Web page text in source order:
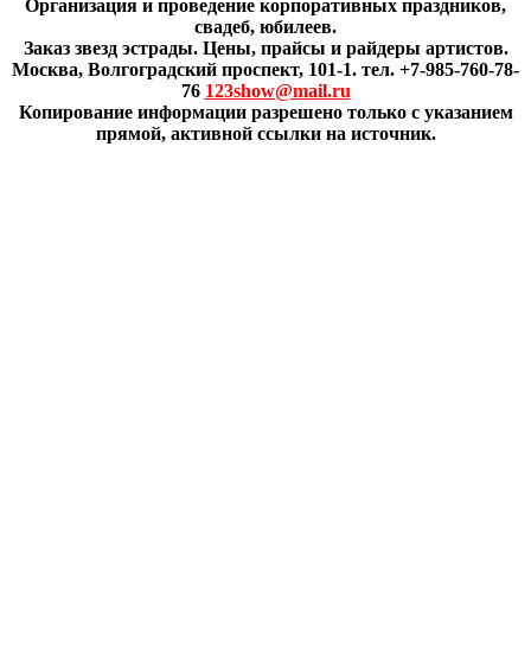
Организация и проведение корпоративных праздников,
свадеб, юбилеев.
Заказ звезд эстрады. Цены, прайсы и райдеры артистов.
Москва, Волгоградский проспект, 101-1. тел. +7-985-760-78-
76 123show@mail.ru
Копирование информации разрешено только с указанием
прямой, активной ссылки на источник.